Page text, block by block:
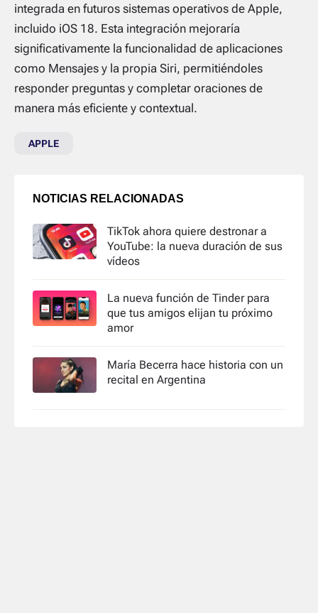
integrada en futuros sistemas operativos de Apple,
incluido iOS 18. Esta integración mejoraría
significativamente la funcionalidad de aplicaciones
como Mensajes y la propia Siri, permitiéndoles
responder preguntas y completar oraciones de
manera más eficiente y contextual.
APPLE
NOTICIAS RELACIONADAS
TikTok ahora quiere destronar a
YouTube: la nueva duración de sus
vídeos
La nueva función de Tinder para
que tus amigos elijan tu próximo
amor
María Becerra hace historia con un
recital en Argentina